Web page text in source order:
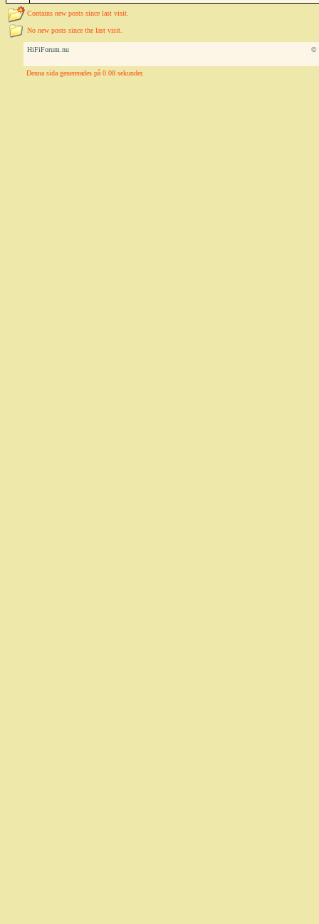
Contains new posts since last visit.
No new posts since the last visit.
HiFiForum.nu ©
Denna sida genererades på 0.08 sekunder.